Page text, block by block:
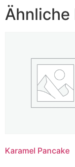
Ähnliche
Karamel Pancake